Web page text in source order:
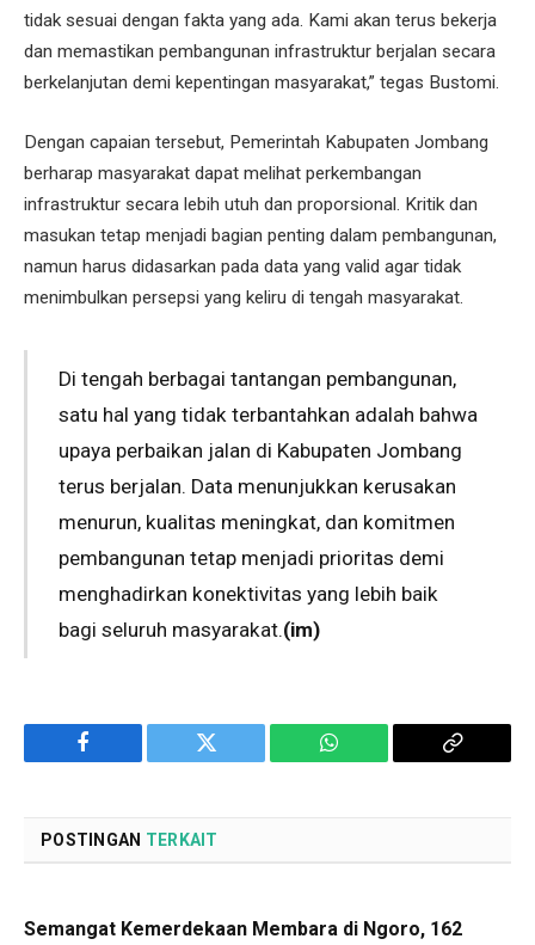
tidak sesuai dengan fakta yang ada. Kami akan terus bekerja
dan memastikan pembangunan infrastruktur berjalan secara
berkelanjutan demi kepentingan masyarakat,” tegas Bustomi.
Dengan capaian tersebut, Pemerintah Kabupaten Jombang
berharap masyarakat dapat melihat perkembangan
infrastruktur secara lebih utuh dan proporsional. Kritik dan
masukan tetap menjadi bagian penting dalam pembangunan,
namun harus didasarkan pada data yang valid agar tidak
menimbulkan persepsi yang keliru di tengah masyarakat.
Di tengah berbagai tantangan pembangunan,
satu hal yang tidak terbantahkan adalah bahwa
upaya perbaikan jalan di Kabupaten Jombang
terus berjalan. Data menunjukkan kerusakan
menurun, kualitas meningkat, dan komitmen
pembangunan tetap menjadi prioritas demi
menghadirkan konektivitas yang lebih baik
bagi seluruh masyarakat.(im)
Facebook Twitter WhatsApp
Copy
POSTINGAN TERKAIT
Semangat Kemerdekaan Membara di Ngoro, 162